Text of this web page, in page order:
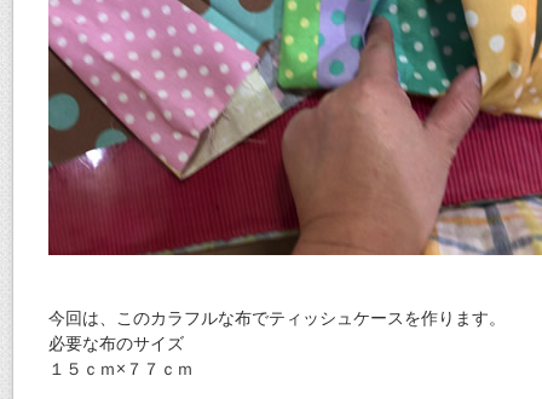
今回は、このカラフルな布でティッシュケースを作ります。
必要な布のサイズ
１５ｃｍ×７７ｃｍ